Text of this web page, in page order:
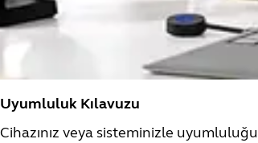
Uyumluluk Kılavuzu
Cihazınız veya sisteminizle uyumluluğu